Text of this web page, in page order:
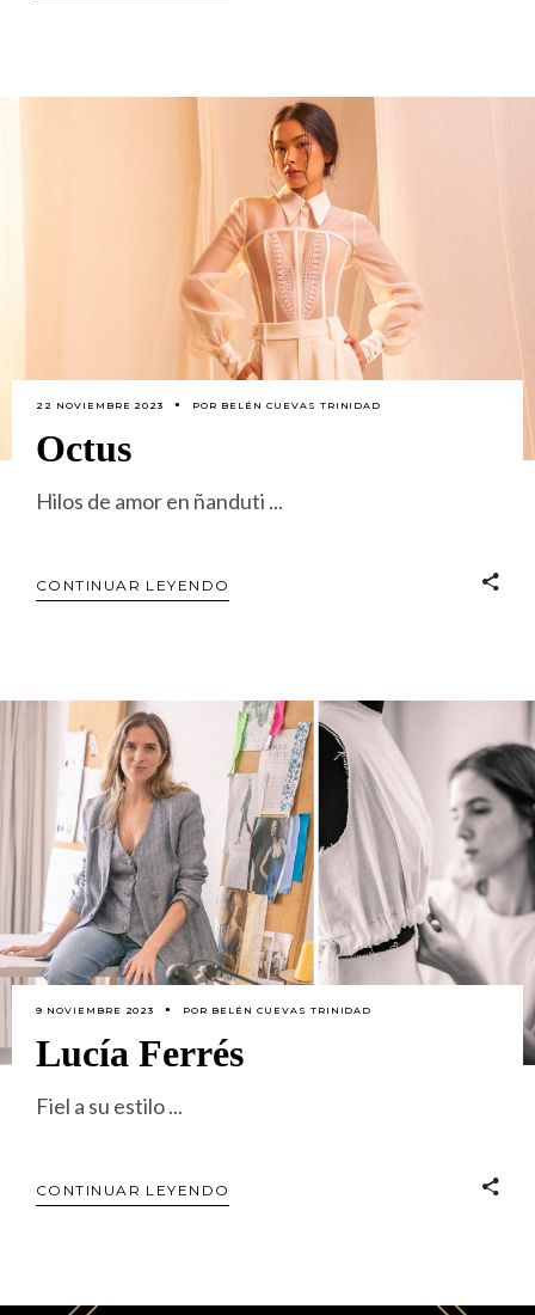
22 NOVIEMBRE 2023 POR BELÉN CUEVAS TRINIDAD
Octus
Hilos de amor en ñanduti
CONTINUAR LEYENDO
9 NOVIEMBRE 2023 POR BELÉN CUEVAS TRINIDAD
Lucía Ferrés
Fiel a su estilo
CONTINUAR LEYENDO